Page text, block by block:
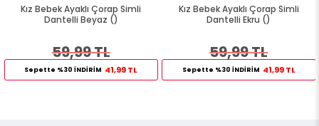
Kız Bebek Ayaklı Çorap Simli
Dantelli Beyaz ()
59,99 TL
Sepette %30 İNDİRİM 41,99 TL
Kız Bebek Ayaklı Çorap Simli
Dantelli Ekru ()
59,99 TL
Sepette %30 İNDİRİM 41,99 TL